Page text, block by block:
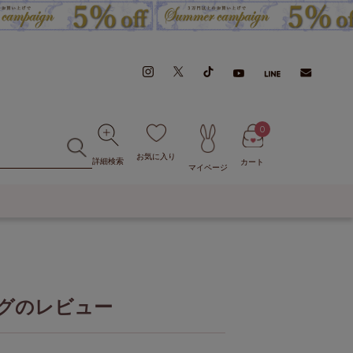
詳細検索
お気に入り
マイページ
カート
0
のレビュー